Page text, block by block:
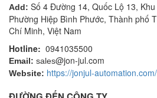
Add: Số 4 Đường 14, Quốc Lộ 13,
Phường Hiệp Bình Phước, Thành phố
Chí Minh, Việt Nam
Hotline: 0941035500
Email: sales@jon-jul.com
Website: https://jonjul-automation.com/